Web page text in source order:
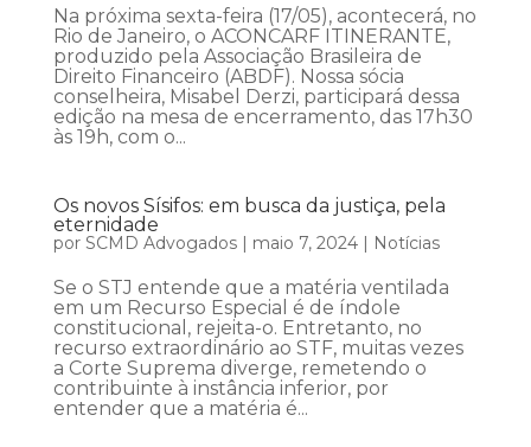
Na próxima sexta-feira (17/05), acontecerá, no
Rio de Janeiro, o ACONCARF ITINERANTE,
produzido pela Associação Brasileira de
Direito Financeiro (ABDF). Nossa sócia
conselheira, Misabel Derzi, participará dessa
edição na mesa de encerramento, das 17h30
às 19h, com o...
Os novos Sísifos: em busca da justiça, pela
eternidade
por SCMD Advogados| maio 7, 2024| Notícias
Se o STJ entende que a matéria ventilada
em um Recurso Especial é de índole
constitucional, rejeita-o. Entretanto, no
recurso extraordinário ao STF, muitas vezes
a Corte Suprema diverge, remetendo o
contribuinte à instância inferior, por
entender que a matéria é...